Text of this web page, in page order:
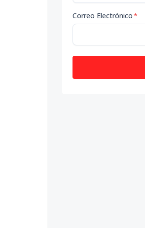
Correo Electrónico*